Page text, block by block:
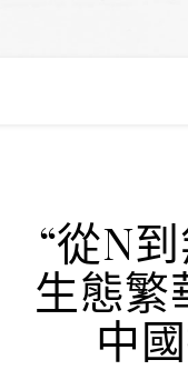
“從N
生態
中